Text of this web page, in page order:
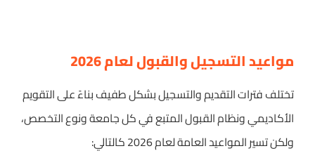
مواعيد التسجيل والقبول لعام 2026
تختلف فترات التقديم والتسجيل بشكل طفيف بناءً على التقويم
الأكاديمي ونظام القبول المتبع في كل جامعة ونوع التخصص،
ولكن تسير المواعيد العامة لعام 2026 كالتالي: